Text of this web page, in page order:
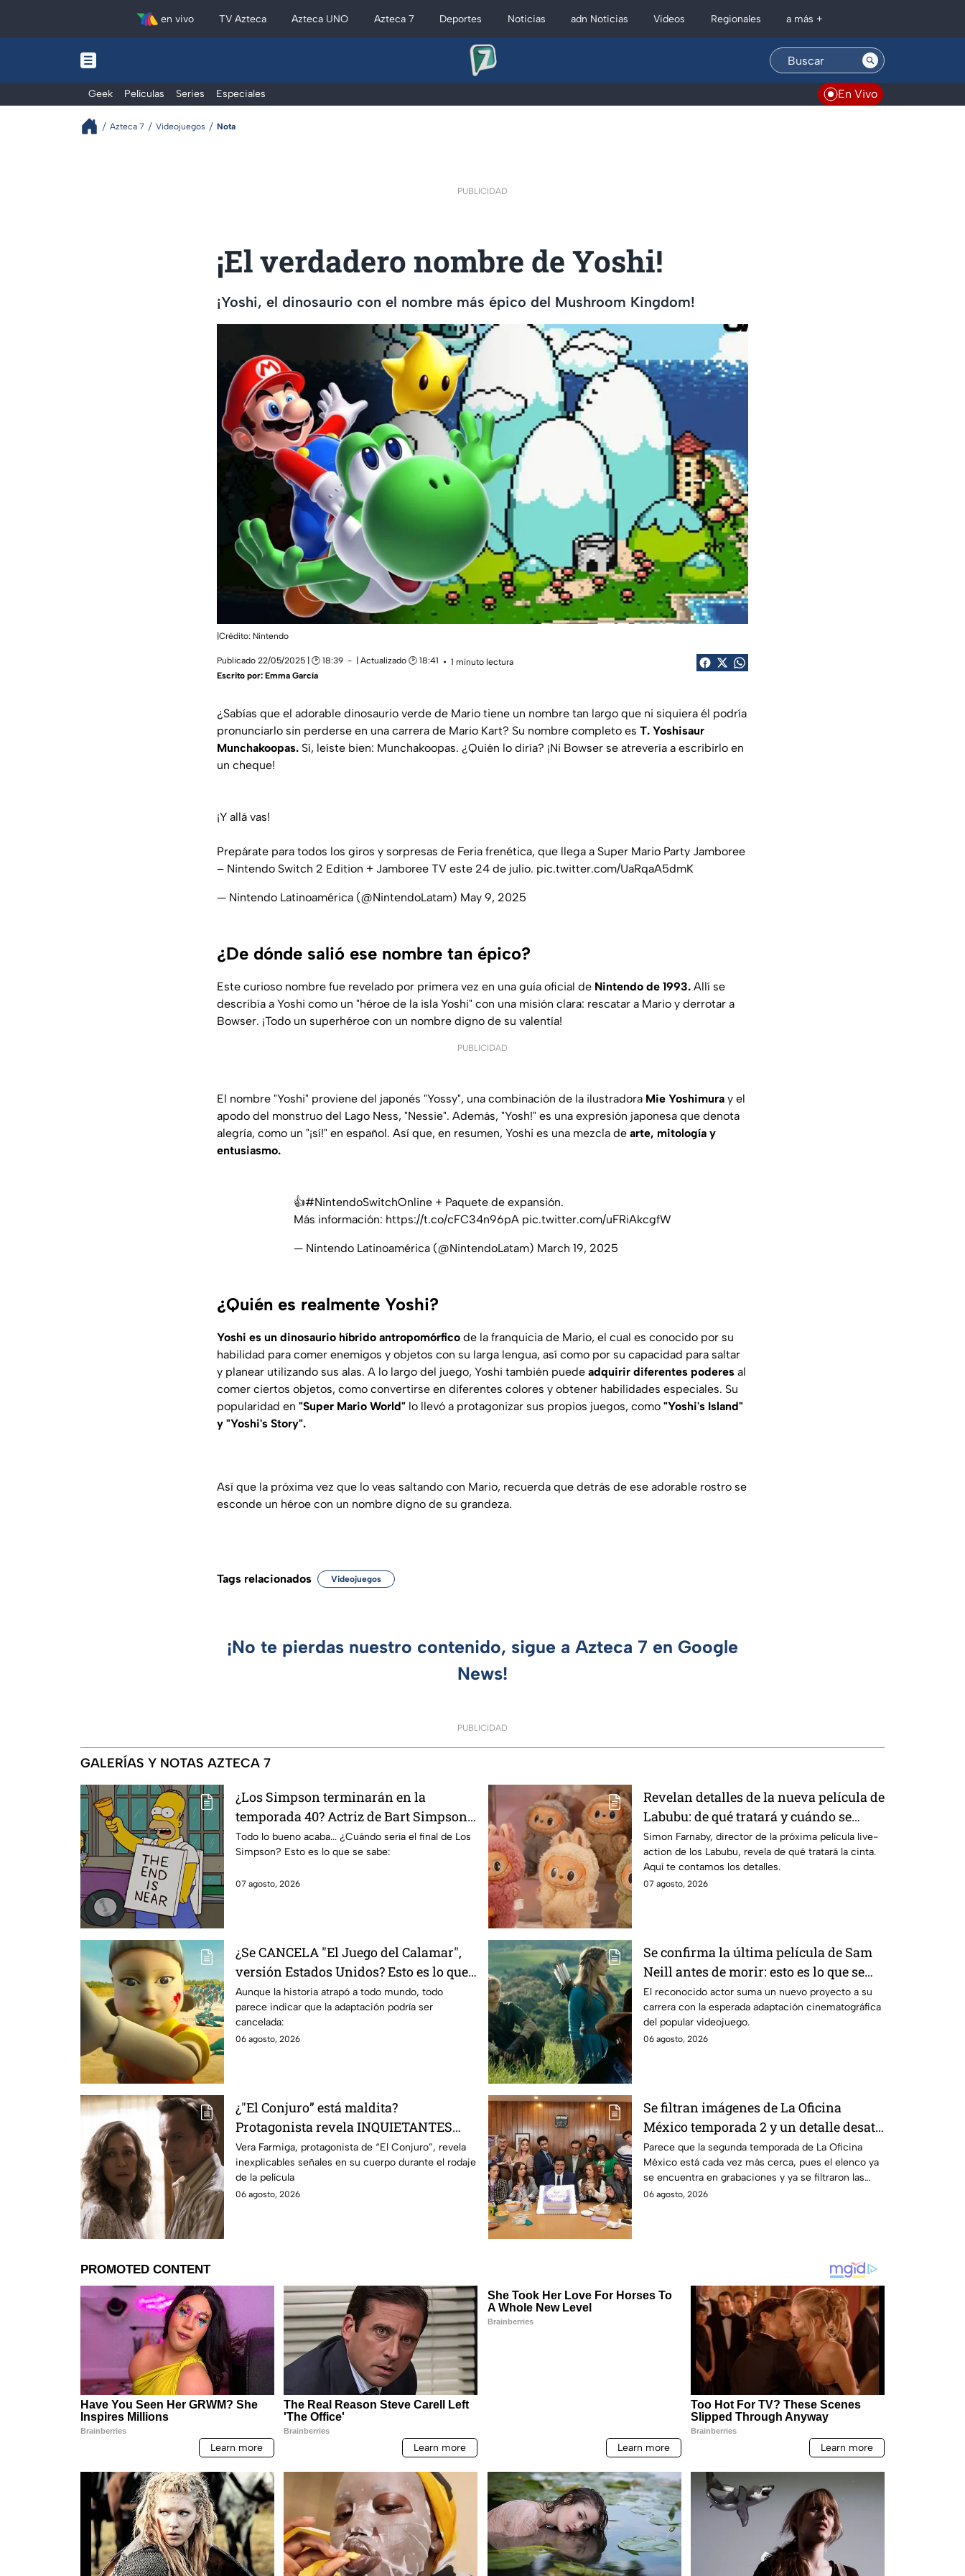
en vivo TV Azteca Azteca UNO Azteca 7 Deportes Noticias adn Noticias Videos Regionales a más +
Geek Películas Series Especiales En Vivo
Azteca 7 Videojuegos Nota
PUBLICIDAD
¡El verdadero nombre de Yoshi!
¡Yoshi, el dinosaurio con el nombre más épico del Mushroom Kingdom!
|Crédito: Nintendo
Publicado 22/05/2025 | 🕑 18:39 | Actualizado 🕑 18:41
1 minuto lectura
Escrito por: Emma García
¿Sabías que el adorable dinosaurio verde de Mario tiene un nombre tan largo que ni siquiera él podría
pronunciarlo sin perderse en una carrera de Mario Kart? Su nombre completo es T. Yoshisaur
Munchakoopas. Sí, leíste bien: Munchakoopas. ¿Quién lo diría? ¡Ni Bowser se atrevería a escribirlo en
un cheque!
¡Y allá vas!
Prepárate para todos los giros y sorpresas de Feria frenética, que llega a Super Mario Party Jamboree
– Nintendo Switch 2 Edition + Jamboree TV este 24 de julio. pic.twitter.com/UaRqaA5dmK
— Nintendo Latinoamérica (@NintendoLatam) May 9, 2025
¿De dónde salió ese nombre tan épico?
Este curioso nombre fue revelado por primera vez en una guía oficial de Nintendo de 1993. Allí se
describía a Yoshi como un "héroe de la isla Yoshi" con una misión clara: rescatar a Mario y derrotar a
Bowser. ¡Todo un superhéroe con un nombre digno de su valentía!
PUBLICIDAD
El nombre "Yoshi" proviene del japonés "Yossy", una combinación de la ilustradora Mie Yoshimura y el
apodo del monstruo del Lago Ness, "Nessie". Además, "Yosh!" es una expresión japonesa que denota
alegría, como un "¡sí!" en español. Así que, en resumen, Yoshi es una mezcla de arte, mitología y
entusiasmo.
👍#NintendoSwitchOnline + Paquete de expansión.
Más información: https://t.co/cFC34n96pA pic.twitter.com/uFRiAkcgfW
— Nintendo Latinoamérica (@NintendoLatam) March 19, 2025
¿Quién es realmente Yoshi?
Yoshi es un dinosaurio híbrido antropomórfico de la franquicia de Mario, el cual es conocido por su
habilidad para comer enemigos y objetos con su larga lengua, así como por su capacidad para saltar
y planear utilizando sus alas. A lo largo del juego, Yoshi también puede adquirir diferentes poderes al
comer ciertos objetos, como convertirse en diferentes colores y obtener habilidades especiales. Su
popularidad en "Super Mario World" lo llevó a protagonizar sus propios juegos, como "Yoshi's Island"
y "Yoshi's Story".
Así que la próxima vez que lo veas saltando con Mario, recuerda que detrás de ese adorable rostro se
esconde un héroe con un nombre digno de su grandeza.
Tags relacionados Videojuegos
¡No te pierdas nuestro contenido, sigue a Azteca 7 en Google
News!
PUBLICIDAD
GALERÍAS Y NOTAS AZTECA 7
¿Los Simpson terminarán en la
temporada 40? Actriz de Bart Simpson
da IMPACTANTE declaración
Todo lo bueno acaba... ¿Cuándo sería el final de Los
Simpson? Esto es lo que se sabe:
07 agosto, 2026
Revelan detalles de la nueva película de
Labubu: de qué tratará y cuándo se
estrena
Simon Farnaby, director de la próxima película live-
action de los Labubu, revela de qué tratará la cinta.
Aquí te contamos los detalles.
07 agosto, 2026
¿Se CANCELA "El Juego del Calamar",
versión Estados Unidos? Esto es lo que
se sabe al momento
Aunque la historia atrapó a todo mundo, todo
parece indicar que la adaptación podría ser
cancelada:
06 agosto, 2026
Se confirma la última película de Sam
Neill antes de morir: esto es lo que se
sabe hasta ahora
El reconocido actor suma un nuevo proyecto a su
carrera con la esperada adaptación cinematográfica
del popular videojuego.
06 agosto, 2026
¿"El Conjuro” está maldita?
Protagonista revela INQUIETANTES
señales en su cuerpo durante la
grabación de la película
Vera Farmiga, protagonista de “El Conjuro”, revela
inexplicables señales en su cuerpo durante el rodaje
de la película
06 agosto, 2026
Se filtran imágenes de La Oficina
México temporada 2 y un detalle desata
teorías entre los fans
Parece que la segunda temporada de La Oficina
México está cada vez más cerca, pues el elenco ya
se encuentra en grabaciones y ya se filtraron las
primeras imágenes del set.
06 agosto, 2026